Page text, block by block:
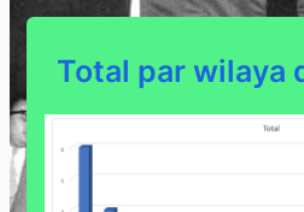
Total par wilaya